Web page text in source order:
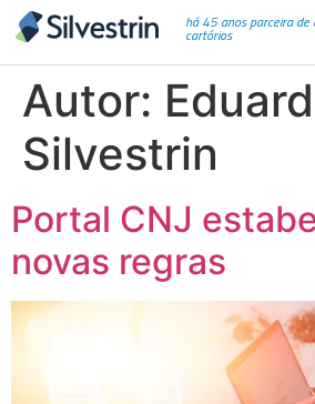
há 45 anos parceira de
cartórios
Autor:
Silvestrin
Portal CNJ
novas regras